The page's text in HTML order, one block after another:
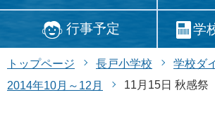
行事予定 学
トップページ 長戸小学校
学校ダ
2014年10月～12月
11月15日 秋感祭